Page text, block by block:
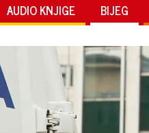
AUDIO KNJIGE BIJEG